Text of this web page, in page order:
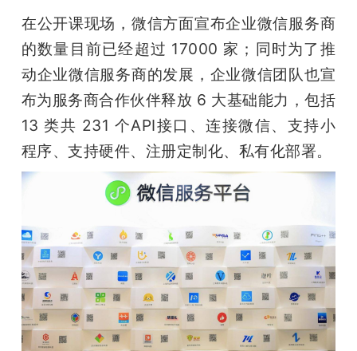
在公开课现场，微信方面宣布企业微信服务商
的数量目前已经超过 17000 家；同时为了推
动企业微信服务商的发展，企业微信团队也宣
布为服务商合作伙伴释放 6 大基础能力，包括
13 类共 231 个API接口、连接微信、支持小
程序、支持硬件、注册定制化、私有化部署。